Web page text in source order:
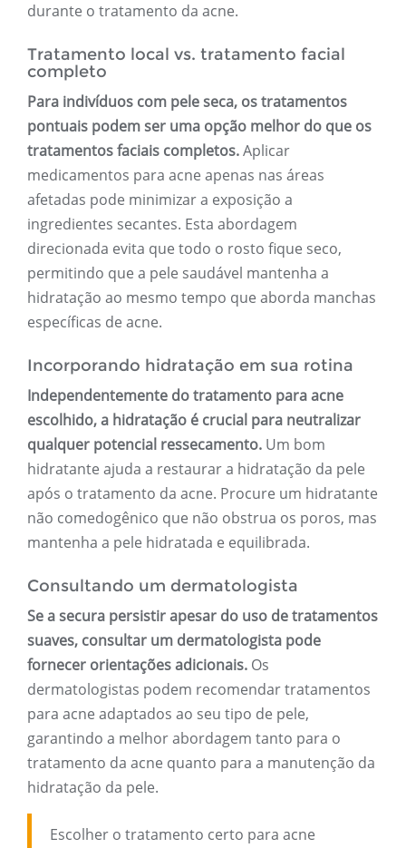
durante o tratamento da acne.
Tratamento local vs. tratamento facial
completo
Para indivíduos com pele seca, os tratamentos
pontuais podem ser uma opção melhor do que os
tratamentos faciais completos.Aplicar
medicamentos para acne apenas nas áreas
afetadas pode minimizar a exposição a
ingredientes secantes. Esta abordagem
direcionada evita que todo o rosto fique seco,
permitindo que a pele saudável mantenha a
hidratação ao mesmo tempo que aborda manchas
específicas de acne.
Incorporando hidratação em sua rotina
Independentemente do tratamento para acne
escolhido, a hidratação é crucial para neutralizar
qualquer potencial ressecamento. Um bom
hidratante ajuda a restaurar a hidratação da pele
após o tratamento da acne. Procure um hidratante
não comedogênico que não obstrua os poros, mas
mantenha a pele hidratada e equilibrada.
Consultando um dermatologista
Se a secura persistir apesar do uso de tratamentos
suaves, consultar um dermatologista pode
fornecer orientações adicionais. Os
dermatologistas podem recomendar tratamentos
para acne adaptados ao seu tipo de pele,
garantindo a melhor abordagem tanto para o
tratamento da acne quanto para a manutenção da
hidratação da pele.
Escolher o tratamento certo para acne